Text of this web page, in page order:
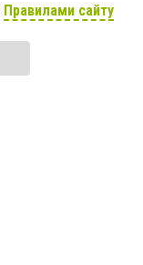
Правилами сайту